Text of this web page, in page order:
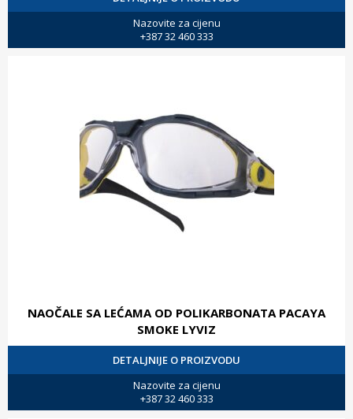
Nazovite za cijenu
+387 32 460 333
NAOČALE SA LEĆAMA OD POLIKARBONATA PACAYA
SMOKE LYVIZ
DETALJNIJE O PROIZVODU
Nazovite za cijenu
+387 32 460 333